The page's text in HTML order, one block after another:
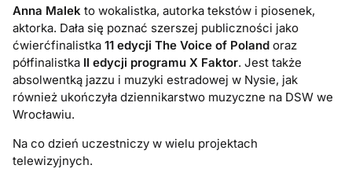
Anna Malek to wokalistka, autorka tekstów i piosenek,
aktorka. Dała się poznać szerszej publiczności jako
ćwierćfinalistka11 edycji The Voice of Poland oraz
półfinalistka II edycji programu X Faktor. Jest także
absolwentką jazzu i muzyki estradowej w Nysie, jak
również ukończyła dziennikarstwo muzyczne na DSW we
Wrocławiu.
Na co dzień uczestniczy w wielu projektach
telewizyjnych.